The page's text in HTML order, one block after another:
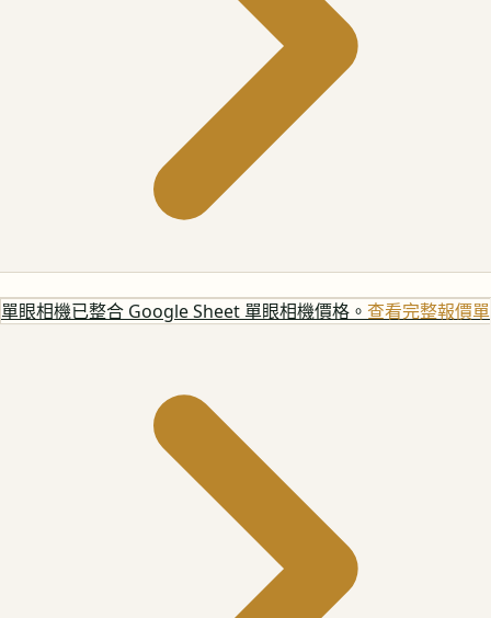
單眼相機已整合 Google Sheet 單眼相機價格。 查看完整報價單